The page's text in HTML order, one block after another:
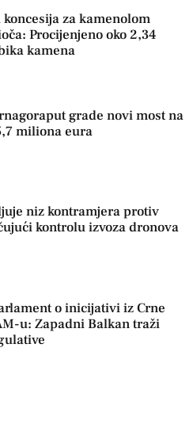
za kamenolom
Procijenjeno oko 2,34
kamena
grade novi most na
miliona eura
niz kontramjera protiv
kontrolu izvoza dronova
o inicijativi iz Crne
u: Zapadni Balkan traži